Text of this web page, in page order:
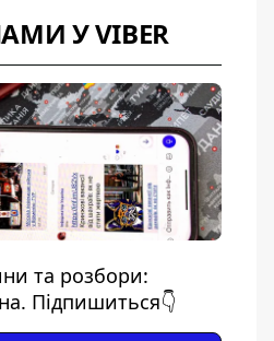
У VIBER
та розбори:
Підпишиться👇